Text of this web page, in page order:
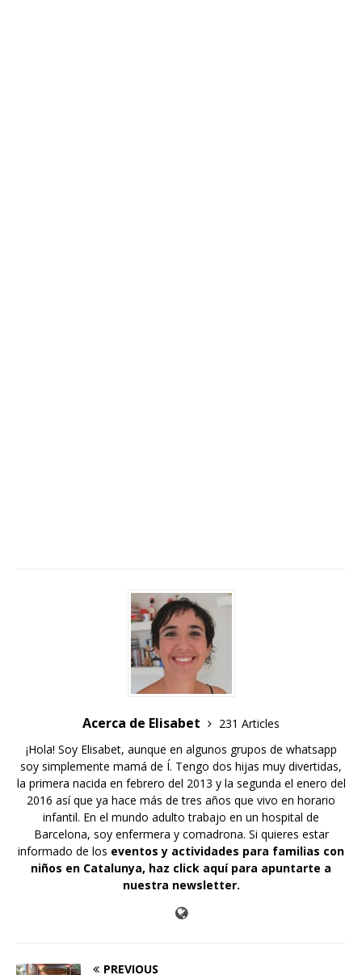
Acerca de Elisabet
231 Articles
¡Hola! Soy Elisabet, aunque en algunos grupos de whatsapp
soy simplemente mamá de Í. Tengo dos hijas muy divertidas,
la primera nacida en febrero del 2013 y la segunda el enero del
2016 así que ya hace más de tres años que vivo en horario
infantil. En el mundo adulto trabajo en un hospital de
Barcelona, soy enfermera y comadrona. Si quieres estar
informado de los eventos y actividades para familias con
niños en Catalunya, haz click aquí para apuntarte a
nuestra newsletter.
PREVIOUS